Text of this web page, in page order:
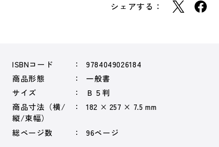
シェアする：
ISBNコード
9784049026184
商品形態
一般書
サイズ
Ｂ５判
商品寸法（横/
縦/束幅）
182 × 257 × 7.5 mm
総ページ数 96ページ